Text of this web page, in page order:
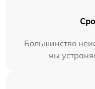
Большинство
мы